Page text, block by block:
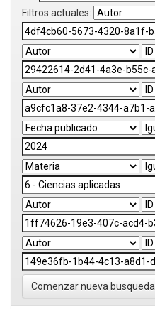
Filtros actuales:
Comenzar nueva busqueda